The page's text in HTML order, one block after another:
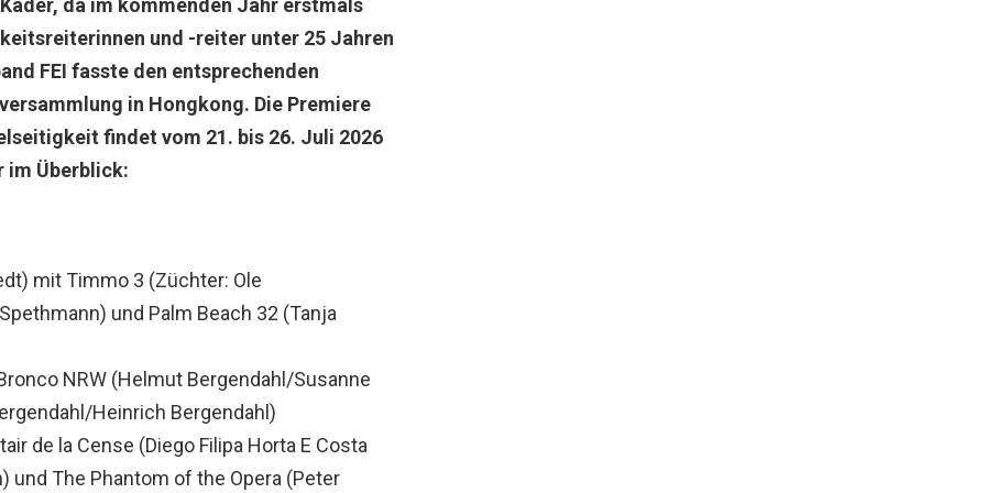
da im kommenden Jahr erstmals
und -reiter unter 25 Jahren
FEI fasste den entsprechenden
in Hongkong. Die Premiere
findet vom 21. bis 26. Juli 2026
im Überblick:
mit Timmo 3 (Züchter: Ole
und Palm Beach 32 (Tanja
NRW (Helmut Bergendahl/Susanne
Heinrich Bergendahl)
de la Cense (Diego Filipa Horta E Costa
und The Phantom of the Opera (Peter